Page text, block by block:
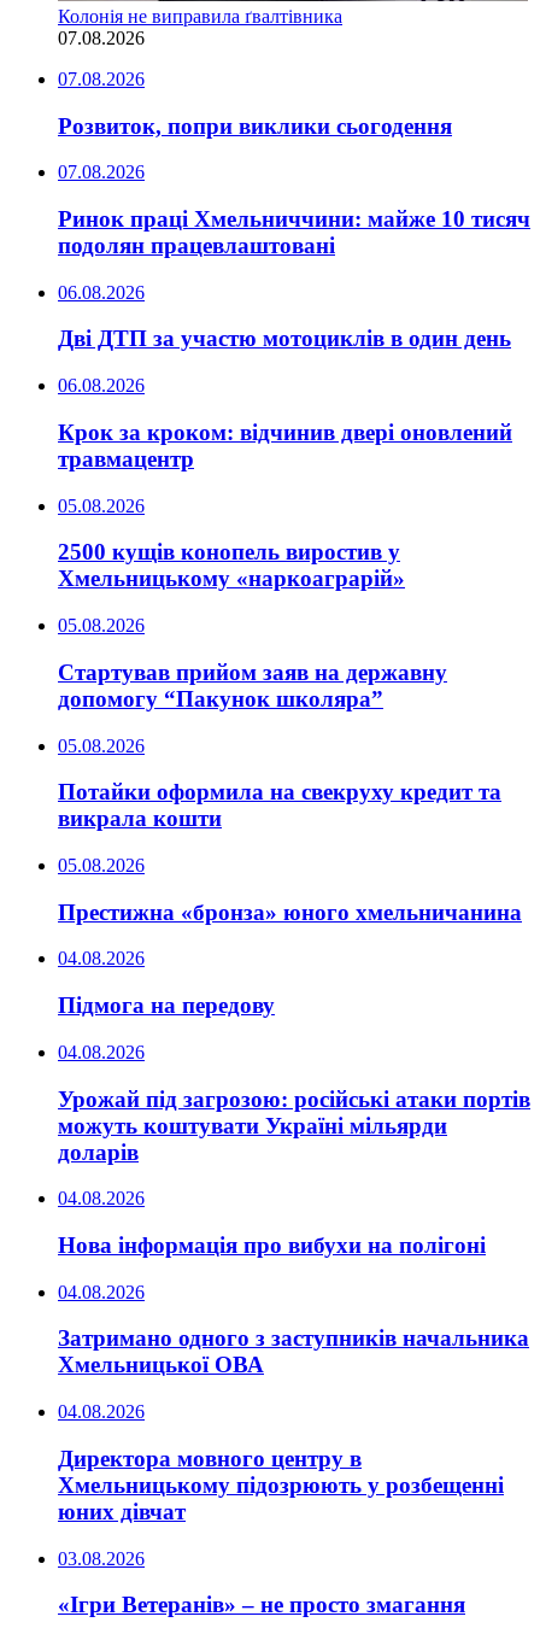
Колонія не виправила ґвалтівника
07.08.2026
07.08.2026
Розвиток, попри виклики сьогодення
07.08.2026
Ринок праці Хмельниччини: майже 10 тисяч
подолян працевлаштовані
06.08.2026
Дві ДТП за участю мотоциклів в один день
06.08.2026
Крок за кроком: відчинив двері оновлений
травмацентр
05.08.2026
2500 кущів конопель виростив у
Хмельницькому «наркоаграрій»
05.08.2026
Стартував прийом заяв на державну
допомогу “Пакунок школяра”
05.08.2026
Потайки оформила на свекруху кредит та
викрала кошти
05.08.2026
Престижна «бронза» юного хмельничанина
04.08.2026
Підмога на передову
04.08.2026
Урожай під загрозою: російські атаки портів
можуть коштувати Україні мільярди
доларів
04.08.2026
Нова інформація про вибухи на полігоні
04.08.2026
Затримано одного з заступників начальника
Хмельницької ОВА
04.08.2026
Директора мовного центру в
Хмельницькому підозрюють у розбещенні
юних дівчат
03.08.2026
«Ігри Ветеранів» – не просто змагання